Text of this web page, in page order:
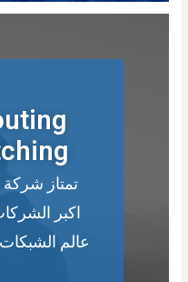
تمتاز
اكبر
عالم